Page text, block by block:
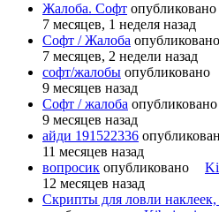
Жалоба. Софт опубликовано
7 месяцев, 1 неделя назад
Софт / Жалоба опубликовано
7 месяцев, 2 недели назад
софт/жалобы опубликовано
9 месяцев назад
Софт / жалоба опубликовано
9 месяцев назад
айди 191522336
11 месяцев назад
вопросик опубликовано
12 месяцев назад
Скрипты для ловли наклеек,